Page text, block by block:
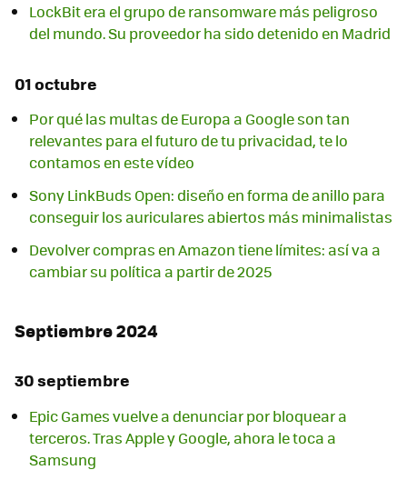
LockBit era el grupo de ransomware más peligroso
del mundo. Su proveedor ha sido detenido en Madrid
01 octubre
Por qué las multas de Europa a Google son tan
relevantes para el futuro de tu privacidad, te lo
contamos en este vídeo
Sony LinkBuds Open: diseño en forma de anillo para
conseguir los auriculares abiertos más minimalistas
Devolver compras en Amazon tiene límites: así va a
cambiar su política a partir de 2025
Septiembre 2024
30 septiembre
Epic Games vuelve a denunciar por bloquear a
terceros. Tras Apple y Google, ahora le toca a
Samsung